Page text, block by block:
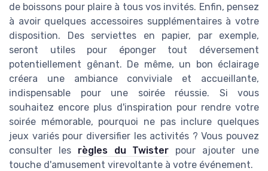
de boissons pour plaire à tous vos invités. Enfin, pensez
à avoir quelques accessoires supplémentaires à votre
disposition. Des serviettes en papier, par exemple,
seront utiles pour éponger tout déversement
potentiellement gênant. De même, un bon éclairage
créera une ambiance conviviale et accueillante,
indispensable pour une soirée réussie. Si vous
souhaitez encore plus d'inspiration pour rendre votre
soirée mémorable, pourquoi ne pas inclure quelques
jeux variés pour diversifier les activités ? Vous pouvez
consulter les règles du Twister pour ajouter une
touche d'amusement virevoltante à votre événement.